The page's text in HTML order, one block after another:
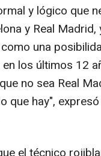
y lógico que
y Real
una
los últimos 12
no sea Real
que hay",